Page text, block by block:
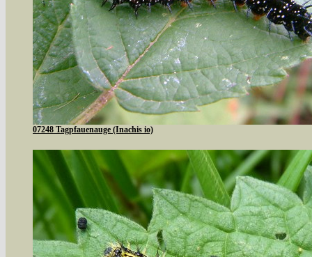
07248 Tagpfauenauge (Inachis io)